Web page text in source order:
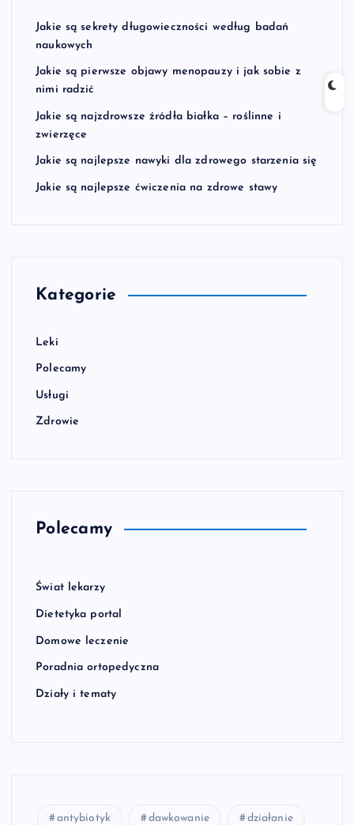
Jakie są sekrety długowieczności według badań
naukowych
Jakie są pierwsze objawy menopauzy i jak sobie z
nimi radzić
Jakie są najzdrowsze źródła białka – roślinne i
zwierzęce
Jakie są najlepsze nawyki dla zdrowego starzenia się
Jakie są najlepsze ćwiczenia na zdrowe stawy
Kategorie
Leki
Polecamy
Usługi
Zdrowie
Polecamy
Świat lekarzy
Dietetyka portal
Domowe leczenie
Poradnia ortopedyczna
Działy i tematy
antybiotyk dawkowanie działanie